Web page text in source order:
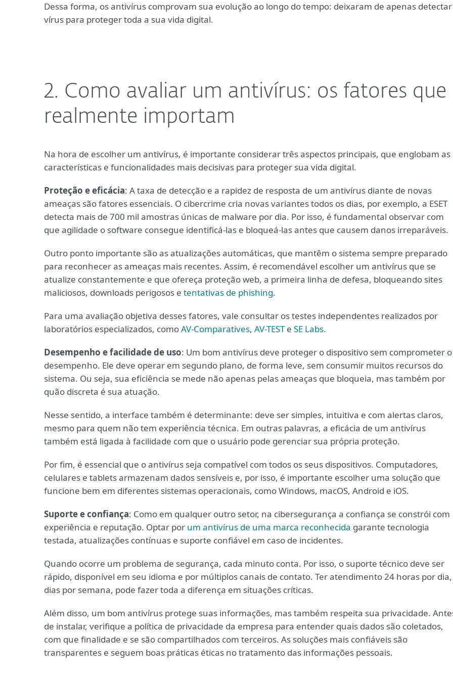
Dessa forma, os antivírus comprovam sua evolução ao longo do tempo: deixaram de apenas detectar
vírus para proteger toda a sua vida digital.
2. Como avaliar um antivírus: os fatores que
realmente importam
Na hora de escolher um antivírus, é importante considerar três aspectos principais, que englobam as
características e funcionalidades mais decisivas para proteger sua vida digital.
Proteção e eficácia: A taxa de detecção e a rapidez de resposta de um antivírus diante de novas
ameaças são fatores essenciais. O cibercrime cria novas variantes todos os dias, por exemplo, a ESET
detecta mais de 700 mil amostras únicas de malware por dia. Por isso, é fundamental observar com
que agilidade o software consegue identificá-las e bloqueá-las antes que causem danos irreparáveis.
Outro ponto importante são as atualizações automáticas, que mantêm o sistema sempre preparado
para reconhecer as ameaças mais recentes. Assim, é recomendável escolher um antivírus que se
atualize constantemente e que ofereça proteção web, a primeira linha de defesa, bloqueando sites
maliciosos, downloads perigosos e tentativas de phishing.
Para uma avaliação objetiva desses fatores, vale consultar os testes independentes realizados por
laboratórios especializados, comoAV-Comparatives, AV-TESTe SE Labs.
Desempenho e facilidade de uso: Um bom antivírus deve proteger o dispositivo sem comprometer o
desempenho. Ele deve operar em segundo plano, de forma leve, sem consumir muitos recursos do
sistema. Ou seja, sua eficiência se mede não apenas pelas ameaças que bloqueia, mas também por
quão discreta é sua atuação.
Nesse sentido, a interface também é determinante: deve ser simples, intuitiva e com alertas claros,
mesmo para quem não tem experiência técnica. Em outras palavras, a eficácia de um antivírus
também está ligada à facilidade com que o usuário pode gerenciar sua própria proteção.
Por fim, é essencial que o antivírus seja compatível com todos os seus dispositivos. Computadores,
celulares e tablets armazenam dados sensíveis e, por isso, é importante escolher uma solução que
funcione bem em diferentes sistemas operacionais, como Windows, macOS, Android e iOS.
Suporte e confiança: Como em qualquer outro setor, na cibersegurança a confiança se constrói com
experiência e reputação. Optar por um antivírus de uma marca reconhecida garante tecnologia
testada, atualizações contínuas e suporte confiável em caso de incidentes.
Quando ocorre um problema de segurança, cada minuto conta. Por isso, o suporte técnico deve ser
rápido, disponível em seu idioma e por múltiplos canais de contato. Ter atendimento 24 horas por
dias por semana, pode fazer toda a diferença em situações críticas.
Além disso, um bom antivírus protege suas informações, mas também respeita sua privacidade.
de instalar, verifique a política de privacidade da empresa para entender quais dados são coletados,
com que finalidade e se são compartilhados com terceiros. As soluções mais confiáveis são
transparentes e seguem boas práticas éticas no tratamento das informações pessoais.